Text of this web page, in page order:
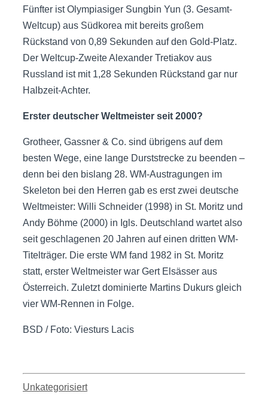
Fünfter ist Olympiasiger Sungbin Yun (3. Gesamt-
Weltcup) aus Südkorea mit bereits großem
Rückstand von 0,89 Sekunden auf den Gold-Platz.
Der Weltcup-Zweite Alexander Tretiakov aus
Russland ist mit 1,28 Sekunden Rückstand gar nur
Halbzeit-Achter.
Erster deutscher Weltmeister seit 2000?
Grotheer, Gassner & Co. sind übrigens auf dem
besten Wege, eine lange Durststrecke zu beenden –
denn bei den bislang 28. WM-Austragungen im
Skeleton bei den Herren gab es erst zwei deutsche
Weltmeister: Willi Schneider (1998) in St. Moritz und
Andy Böhme (2000) in Igls. Deutschland wartet also
seit geschlagenen 20 Jahren auf einen dritten WM-
Titelträger. Die erste WM fand 1982 in St. Moritz
statt, erster Weltmeister war Gert Elsässer aus
Österreich. Zuletzt dominierte Martins Dukurs gleich
vier WM-Rennen in Folge.
BSD / Foto: Viesturs Lacis
Kategorien
Unkategorisiert